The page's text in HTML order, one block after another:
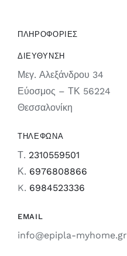
ΠΛΗΡΟΦΟΡΙΕΣ
ΔΙΕΥΘΥΝΣΗ
Μεγ. Αλεξάνδρου 34
Εύοσμος – ΤΚ 56224
Θεσσαλονίκη
ΤΗΛΕΦΩΝΑ
Τ. 2310559501
Κ. 6976808866
K. 6984523336
EMAIL
info@epipla-myhome.gr